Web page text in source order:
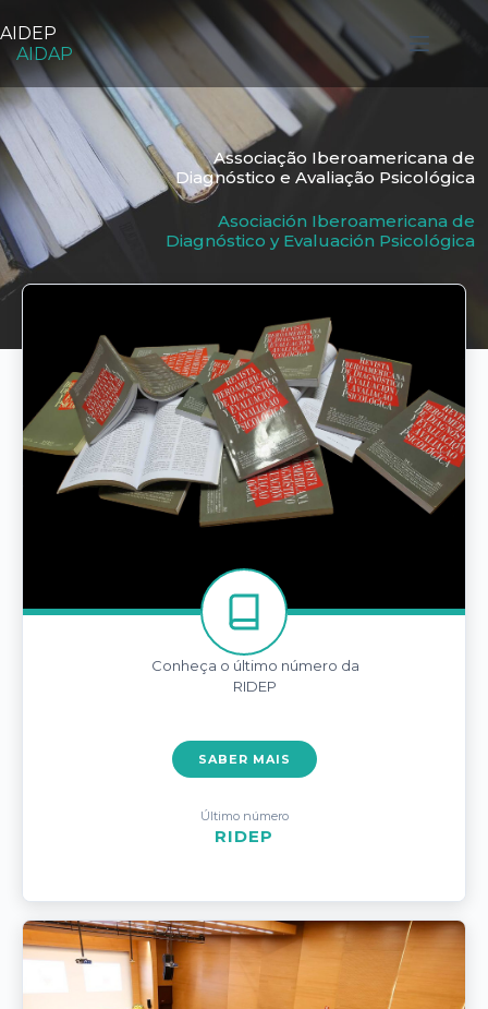
para
conteúdo
AIDEP
AIDAP
Associação Iberoamericana de
Diagnóstico e Avaliação Psicológica
Asociación Iberoamericana de
Diagnóstico y Evaluación Psicológica
Conheça o último número da
RIDEP
SABER MAIS
Último número
RIDEP